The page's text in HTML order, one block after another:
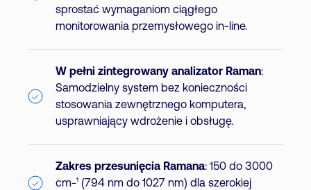
sprostać wymaganiom ciągłego
monitorowania przemysłowego in-line.
W pełni zintegrowany analizator Raman:
Samodzielny system bez konieczności
stosowania zewnętrznego komputera,
usprawniający wdrożenie i obsługę.
Zakres przesunięcia Ramana: 150 do 3000
cm-¹ (794 nm do 1027 nm) dla szerokiej